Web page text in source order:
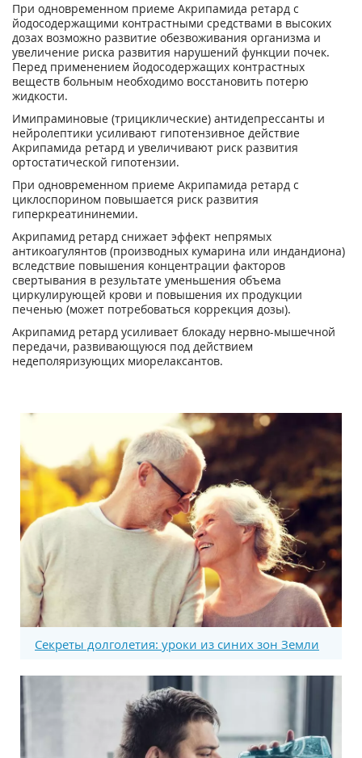
При одновременном приеме Акрипамида ретард с
йодосодержащими контрастными средствами в высоких
дозах возможно развитие обезвоживания организма и
увеличение риска развития нарушений функции почек.
Перед применением йодосодержащих контрастных
веществ больным необходимо восстановить потерю
жидкости.
Имипраминовые (трициклические) антидепрессанты и
нейролептики усиливают гипотензивное действие
Акрипамида ретард и увеличивают риск развития
ортостатической гипотензии.
При одновременном приеме Акрипамида ретард с
циклоспорином повышается риск развития
гиперкреатининемии.
Акрипамид ретард снижает эффект непрямых
антикоагулянтов (производных кумарина или индандиона)
вследствие повышения концентрации факторов
свертывания в результате уменьшения объема
циркулирующей крови и повышения их продукции
печенью (может потребоваться коррекция дозы).
Акрипамид ретард усиливает блокаду нервно-мышечной
передачи, развивающуюся под действием
недеполяризующих миорелаксантов.
Секреты долголетия: уроки из синих зон Земли